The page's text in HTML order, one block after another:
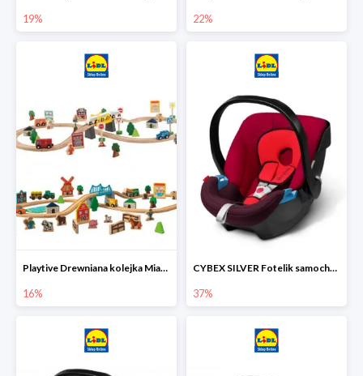
19% 22%
Playtive Drewniana kolejka Miasto lub Farma
16%
CYBEX SILVER Fotelik samochodowy
37%